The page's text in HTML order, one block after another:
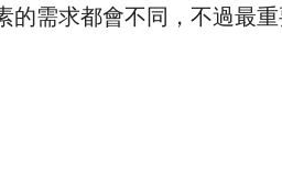
需求都會不同，不過最